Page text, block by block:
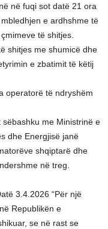
në fuqi sot datë 21 ora
e ardhshme të
të shitjes.
shitjes me shumicë dhe
e zbatimit të këtij
operatorë të ndryshëm
me Ministrinë e
dhe Energjisë janë
shqiptarë dhe
në treg.
3.4.2026 “Për një
Republikën e
se në rast se